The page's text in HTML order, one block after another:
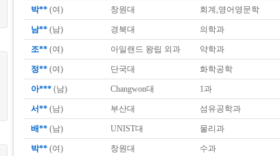
박** (여) 창원대 회계,영어영문학
남** (남) 경북대 의학과
조** (여) 아일랜드 왕립 외과 약학과
정** (여) 단국대 화학공학
아*** (남) Changwon대 1과
서** (남) 부산대 섬유공학과
배** (남) UNIST대 물리과
박** (여) 창원대 수과